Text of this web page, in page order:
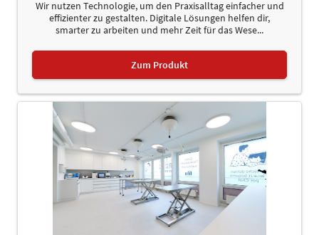
Wir nutzen Technologie, um den Praxisalltag einfacher und
effizienter zu gestalten. Digitale Lösungen helfen dir,
smarter zu arbeiten und mehr Zeit für das Wese...
Zum Produkt